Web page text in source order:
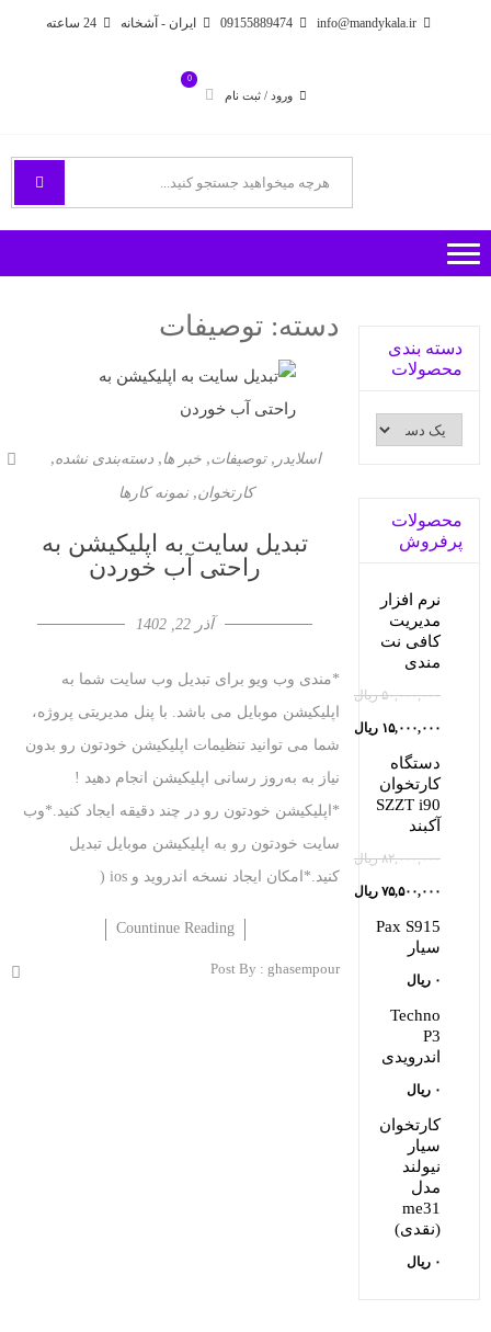
info@mandykala.ir
09155889474 ایران - آشخانه
ورود / ثبت نام
0
فروشگاه اینترنتی مندی
دسته:توصیفات
اسلایدر ,توصیفات, خبر ها , دسته‌بندی نشده,
کارتخوان,نمونه کارها
تبدیل سایت به اپلیکیشن به
راحتی آب خوردن
آذر 22, 1402
*مندی وب ویو برای تبدیل وب سایت شما به
اپلیکیشن موبایل می باشد. با پنل مدیریتی پروژه،
شما می توانید تنظیمات اپلیکیشن خودتون رو بدون
نیاز به به‌روز رسانی اپلیکیشن انجام دهید !
*اپلیکیشن خودتون رو در چند دقیقه ایجاد کنید.*وب
سایت خودتون رو به اپلیکیشن موبایل تبدیل
کنید.*امکان ایجاد نسخه اندروید و ios (
Countinue Reading
Post By : ghasempour
دسته بندی
محصولات
محصولات
پرفروش
نرم افزار
مدیریت
کافی نت
مندی
۵۰,۰۰۰,۰۰۰ ریال
قیمت
اصلی:
بود.
۱۵,۰۰۰,۰۰۰ ریال
قیمت
فعلی:
۱۵,۰۰۰,۰۰۰ ریال.
دستگاه
کارتخوان
SZZT i90
آکبند
۸۲,۰۰۰,۰۰۰ ریال
قیمت
اصلی:
بود.
۷۵,۵۰۰,۰۰۰ ریال
قیمت
فعلی:
۷۵,۵۰۰,۰۰۰ ریال.
Pax S915
سیار
۰ ریال
Techno
P3
اندرویدی
۰ ریال
کارتخوان
سيار
نيولند
مدل
me31
(نقدی)
۰ ریال